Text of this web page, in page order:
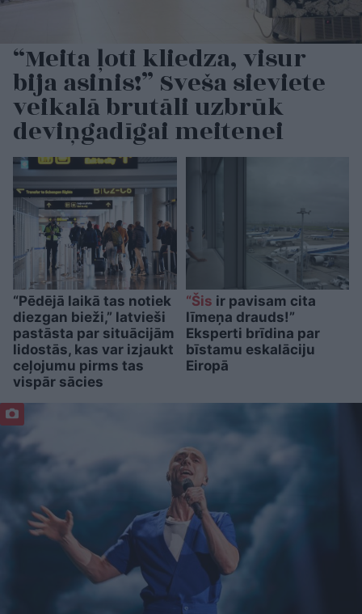
“Meita ļoti kliedza, visur
bija asinis!” Sveša sieviete
veikalā brutāli uzbrūk
deviņgadīgai meitenei
“Pēdējā laikā tas notiek
diezgan bieži,” latvieši
pastāsta par situācijām
lidostās, kas var izjaukt
ceļojumu pirms tas
vispār sācies
“Šis ir pavisam cita
līmeņa drauds!”
Eksperti brīdina par
bīstamu eskalāciju
Eiropā